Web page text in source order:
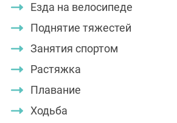
Езда на велосипеде
Поднятие тяжестей
Занятия спортом
Растяжка
Плавание
Ходьба